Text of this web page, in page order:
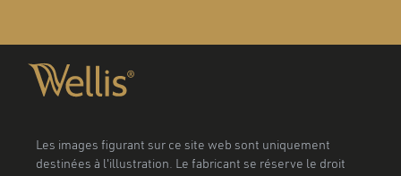
Les images figurant sur ce site web sont uniquement
destinées à l'illustration. Le fabricant se réserve le droit